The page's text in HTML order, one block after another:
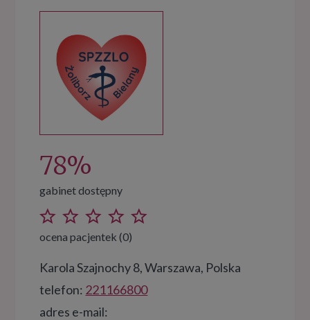
78%
gabinet dostępny
ocena pacjentek (0)
Karola Szajnochy 8, Warszawa, Polska
telefon: 221166800
adres e-mail: